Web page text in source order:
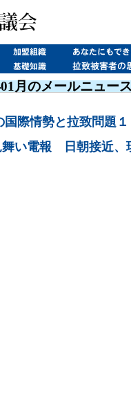
月のメールニュー
国際情勢と拉致問題１
舞い電報 日朝接近